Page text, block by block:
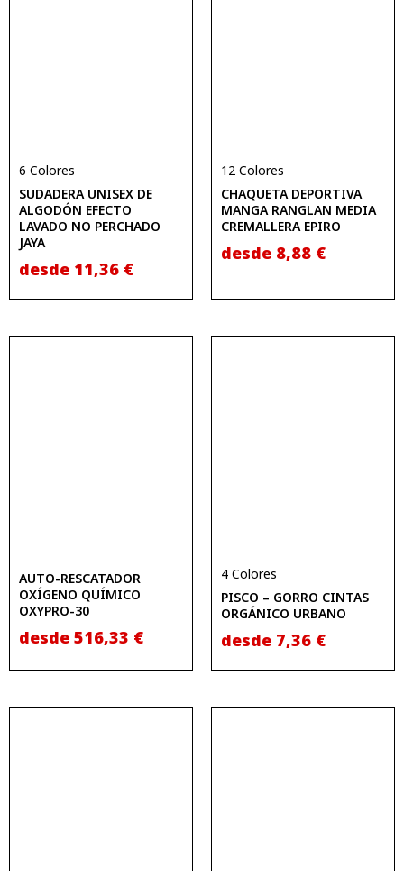
6 Colores
SUDADERA UNISEX DE
ALGODÓN EFECTO
LAVADO NO PERCHADO
JAYA
desde 11,36 €
12 Colores
CHAQUETA DEPORTIVA
MANGA RANGLAN MEDIA
CREMALLERA EPIRO
desde 8,88 €
AUTO-RESCATADOR
OXÍGENO QUÍMICO
OXYPRO-30
desde 516,33 €
4 Colores
PISCO – GORRO CINTAS
ORGÁNICO URBANO
desde 7,36 €